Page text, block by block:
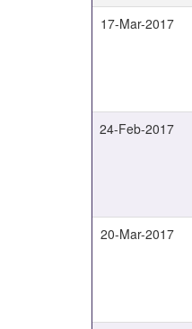
17-Mar-2017
24-Feb-2017
20-Mar-2017